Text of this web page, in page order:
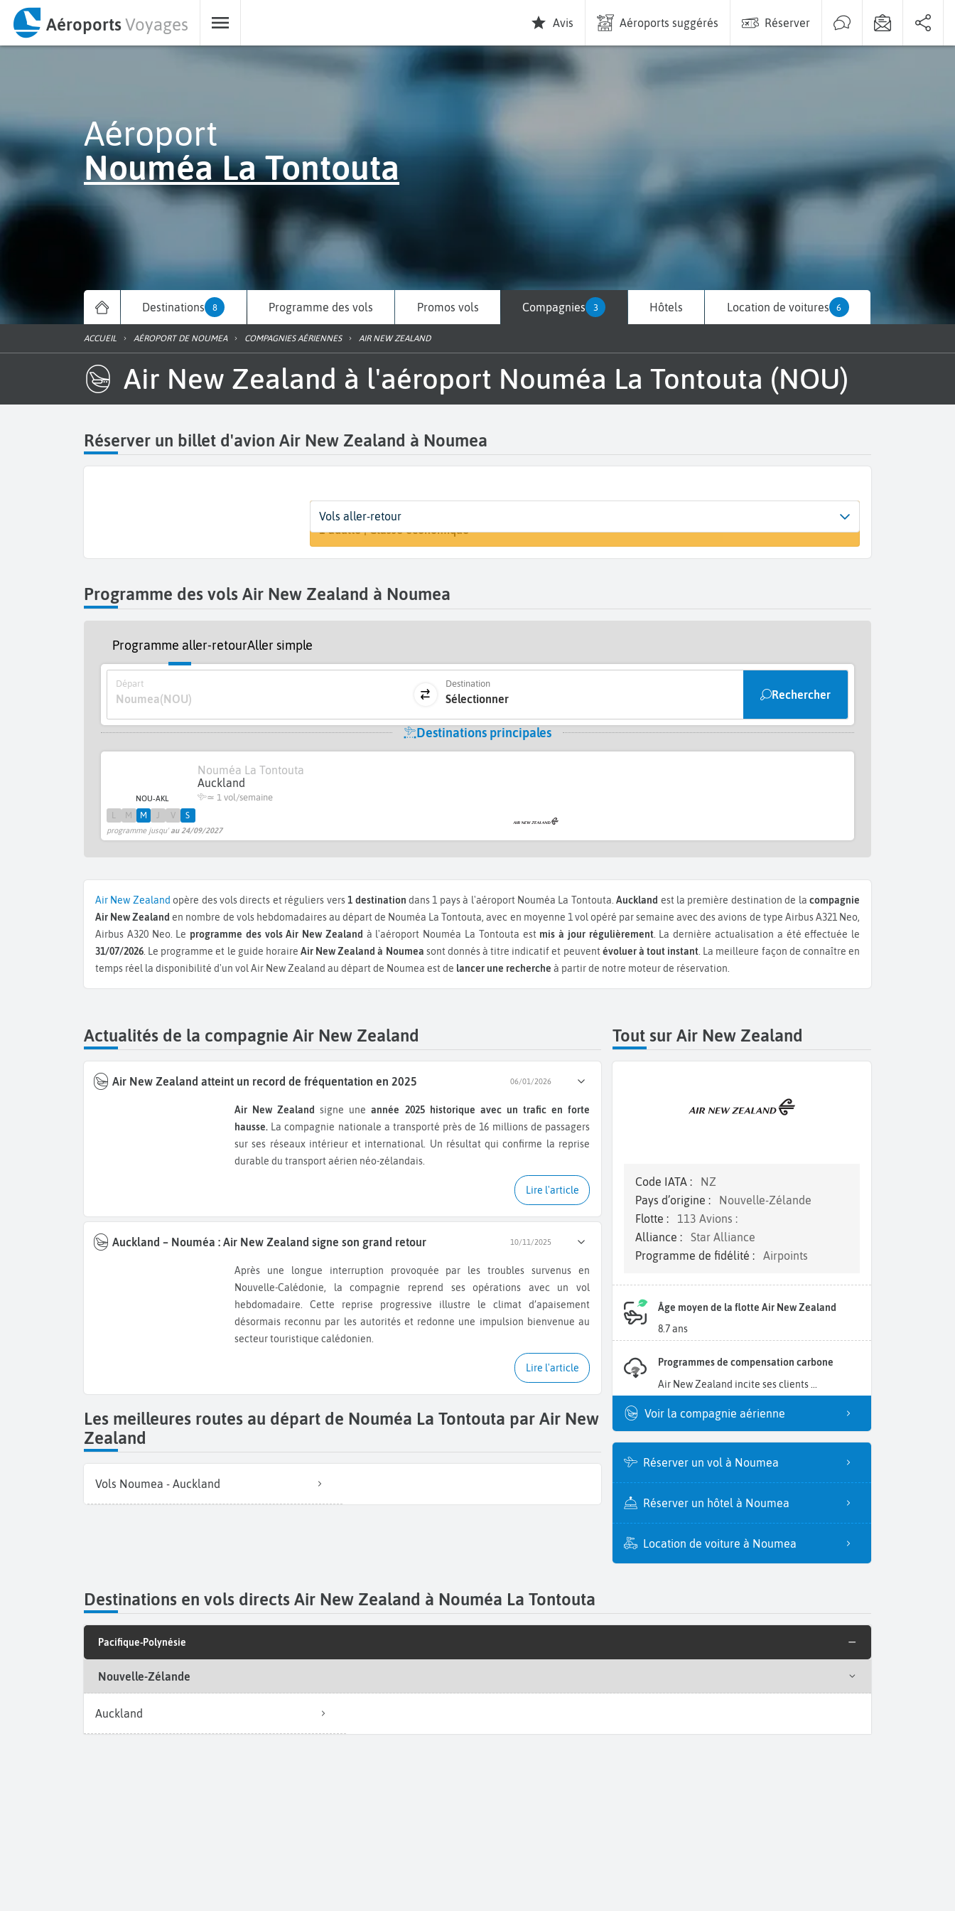
AéroportsVoyages Avis Aéroports suggérés Réserver
Aéroport
Nouméa La Tontouta
Destinations 8 Programme des vols Promos vols Compagnies 3 Hôtels Location de voitures 6
ACCUEIL AÉROPORT DE NOUMEA COMPAGNIES AÉRIENNES AIR NEW ZEALAND
Air New Zealand à l'aéroport Nouméa La Tontouta (NOU)
Réserver un billet d'avion Air New Zealand à Noumea
Départ
Nouméa La Tontouta (NOU) A...
Dates
Dates de votre voyage
Voyageurs | Classe
1 adulte | Classe économique
Vols aller-retour
Programme des vols Air New Zealand à Noumea
Programme aller-retourAller simple
Départ
Noumea(NOU)
Destination
Sélectionner Rechercher
Destinations principales
NOU-AKL
Nouméa La Tontouta
Auckland
≃ 1 vol/semaine
programme jusqu'au 24/09/2027
L M M J V S
Air New Zealand opère des vols directs et réguliers vers1 destination dans 1 pays à l'aéroport Nouméa La Tontouta.Auckland est la première destination de lacompagnie
Air New Zealand en nombre de vols hebdomadaires au départ de Nouméa La Tontouta, avec en moyenne 1 vol opéré par semaine avec des avions de type Airbus A321 Neo,
Airbus A320 Neo.
Le programme des vols Air New Zealand à l'aéroport Nouméa La Tontouta est mis à jour régulièrement. La dernière actualisation a été effectuée le
31/07/2026 . Le programme et le guide horaire Air New Zealand à Noumea sont donnés à titre indicatif et peuvent évoluer à tout instant . La meilleure façon de connaître en
temps réel la disponibilité d'un vol Air New Zealand au départ de Noumea est de lancer une recherche à partir de notre moteur de réservation.
Actualités de la compagnie Air New Zealand
Air New Zealand atteint un record de fréquentation en 2025 06/01/2026
Air New Zealand signe uneannée 2025 historique avec un trafic en forte
hausse. La compagnie nationale a transporté près de 16 millions de passagers
sur ses réseaux intérieur et international. Un résultat qui confirme la reprise
durable du transport aérien néo-zélandais.
Lire l'article
Auckland – Nouméa : Air New Zealand signe son grand retour 10/11/2025
Après une longue interruption provoquée par les troubles survenus en
Nouvelle-Calédonie, la compagnie reprend ses opérations avec un vol
hebdomadaire. Cette reprise progressive illustre le climat d’apaisement
désormais reconnu par les autorités et redonne une impulsion bienvenue au
secteur touristique calédonien.
Lire l'article
Les meilleures routes au départ de Nouméa La Tontouta par Air New
Zealand
Vols Noumea - Auckland
Tout sur Air New Zealand
Code IATA :
NZ
Pays d’origine :
Nouvelle-Zélande
Flotte :
113 Avions :
Alliance :
Star Alliance
Programme de fidélité :
Airpoints
Âge moyen de la flotte Air New Zealand
8.7 ans
Programmes de compensation carbone
Air New Zealand incite ses clients ...
Voir la compagnie aérienne
Réserver un vol à Noumea
Réserver un hôtel à Noumea
Location de voiture à Noumea
Destinations en vols directs Air New Zealand à Nouméa La Tontouta
Pacifique-Polynésie
Nouvelle-Zélande
Auckland